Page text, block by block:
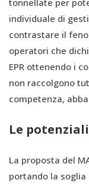
tonnellate per
individuale di
contrastare il
operatori che
EPR ottenendo i
non raccolgono
competenza,
Le
La proposta del
portando la soglia